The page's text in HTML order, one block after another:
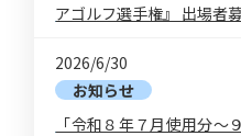
アゴルフ選手権』 出場者
2026/6/30
お知らせ
「令和８年７月使用分～